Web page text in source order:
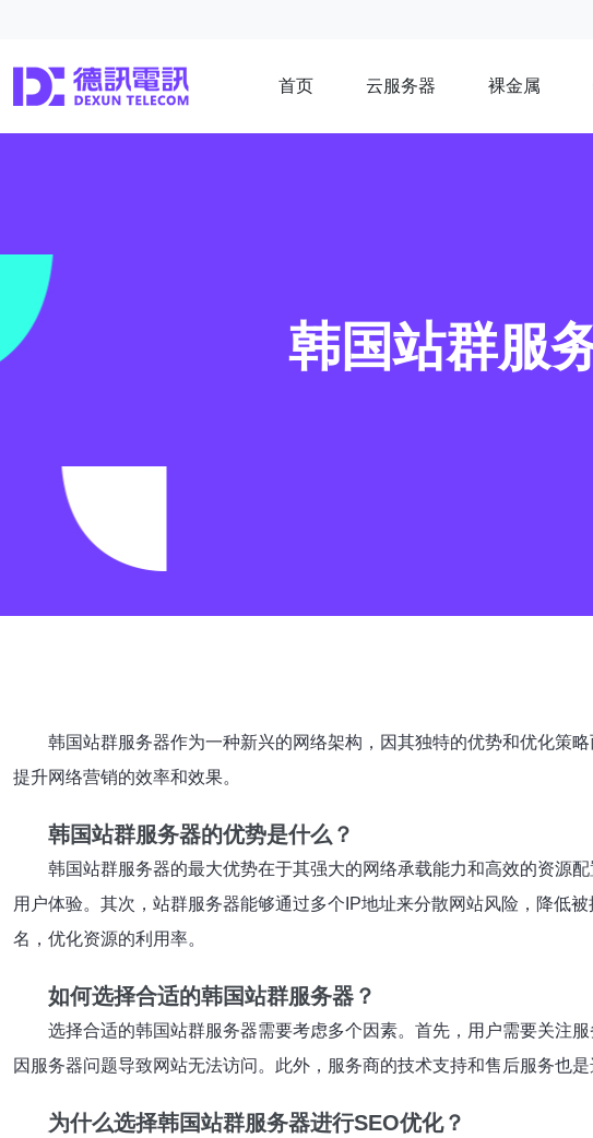
首页 云服务器 裸金属
韩国站群服
韩国站群服务器作为一种新兴的网络架构，因其独特的优势和优化策
提升网络营销的效率和效果。
韩国站群服务器的优势是什么？
韩国站群服务器的最大优势在于其强大的网络承载能力和高效的资源配
用户体验。其次，站群服务器能够通过多个IP地址来分散网站风险，降低
名，优化资源的利用率。
如何选择合适的韩国站群服务器？
选择合适的韩国站群服务器需要考虑多个因素。首先，用户需要关注
因服务器问题导致网站无法访问。此外，服务商的技术支持和售后服务也
为什么选择韩国站群服务器进行SEO优化？